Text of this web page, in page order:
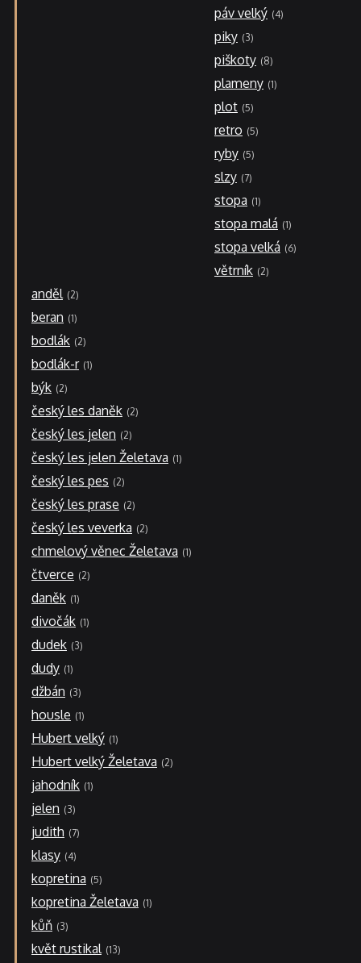
anděl 2
beran 1
bodlák 2
bodlák-r 1
býk 2
český les daněk 2
český les jelen 2
český les jelen Želetava 1
český les pes 2
český les prase 2
český les veverka 2
chmelový věnec Želetava 1
čtverce 2
daněk 1
divočák 1
dudek 3
dudy 1
džbán 3
housle 1
Hubert velký 1
Hubert velký Želetava 2
jahodník 1
jelen 3
judith 7
klasy 4
kopretina 5
kopretina Želetava 1
kůň 3
květ rustikal 13
páv velký 4
piky 3
piškoty 8
plameny 1
plot 5
retro 5
ryby 5
slzy 7
stopa 1
stopa malá 1
stopa velká 6
větrník 2